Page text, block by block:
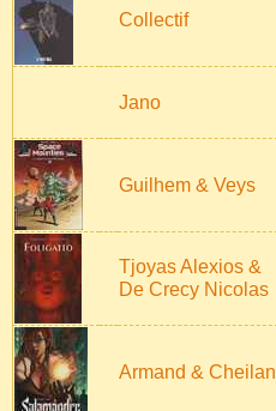
Collectif
Jano
Guilhem & Veys
Tjoyas Alexios &
De Crecy Nicolas
Armand & Cheilan